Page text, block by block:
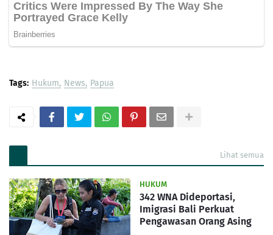
Tags: Hukum News Papua
Lihat semua
HUKUM
342 WNA Dideportasi,
Imigrasi Bali Perkuat
Pengawasan Orang Asing